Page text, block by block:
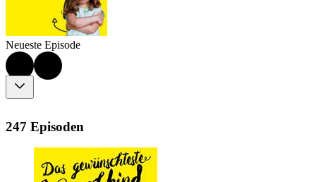
Neueste Episode
247 Episoden